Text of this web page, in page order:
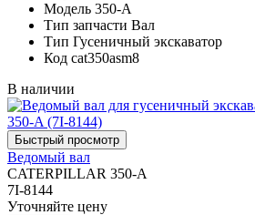
Модель 350-A
Тип запчасти Вал
Тип Гусеничный экскаватор
Код cat350asm8
В наличии
Ведомый вал
CATERPILLAR 350-A
7I-8144
Уточняйте цену